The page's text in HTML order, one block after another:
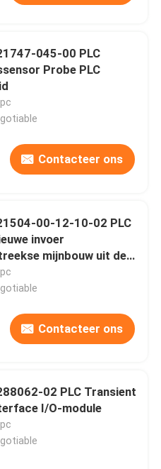
achter
snel terug!
045-00 PLC
Probe PLC
Contacteer ons
00-12-10-02 PLC
invoer
mijnbouw uit de
fabriek
Contacteer ons
02 PLC Transient
I/O-module